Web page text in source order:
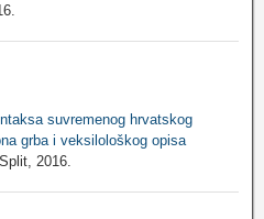
suvremenog hrvatskog
grba i veksilološkog opisa
2016.